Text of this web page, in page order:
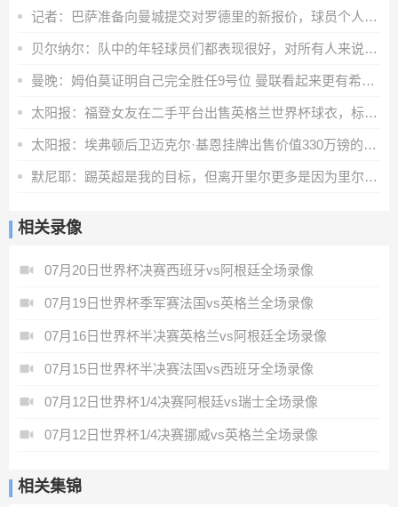
记者：巴萨准备向曼城提交对罗德里的新报价，球员个人条款已敲定
贝尔纳尔：队中的年轻球员们都表现很好，对所有人来说都是个惊喜
曼晚：姆伯莫证明自己完全胜任9号位 曼联看起来更有希望赢下巴黎
太阳报：福登女友在二手平台出售英格兰世界杯球衣，标价70英镑
太阳报：埃弗顿后卫迈克尔·基恩挂牌出售价值330万镑的豪宅
默尼耶：踢英超是我的目标，但离开里尔更多是因为里尔主席的决定
相关录像
07月20日世界杯决赛西班牙vs阿根廷全场录像
07月19日世界杯季军赛法国vs英格兰全场录像
07月16日世界杯半决赛英格兰vs阿根廷全场录像
07月15日世界杯半决赛法国vs西班牙全场录像
07月12日世界杯1/4决赛阿根廷vs瑞士全场录像
07月12日世界杯1/4决赛挪威vs英格兰全场录像
相关集锦